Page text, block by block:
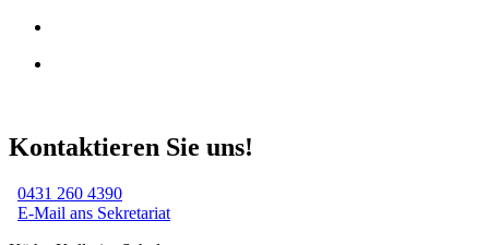
Kontaktieren Sie uns!
0431 260 4390
E-Mail ans Sekretariat